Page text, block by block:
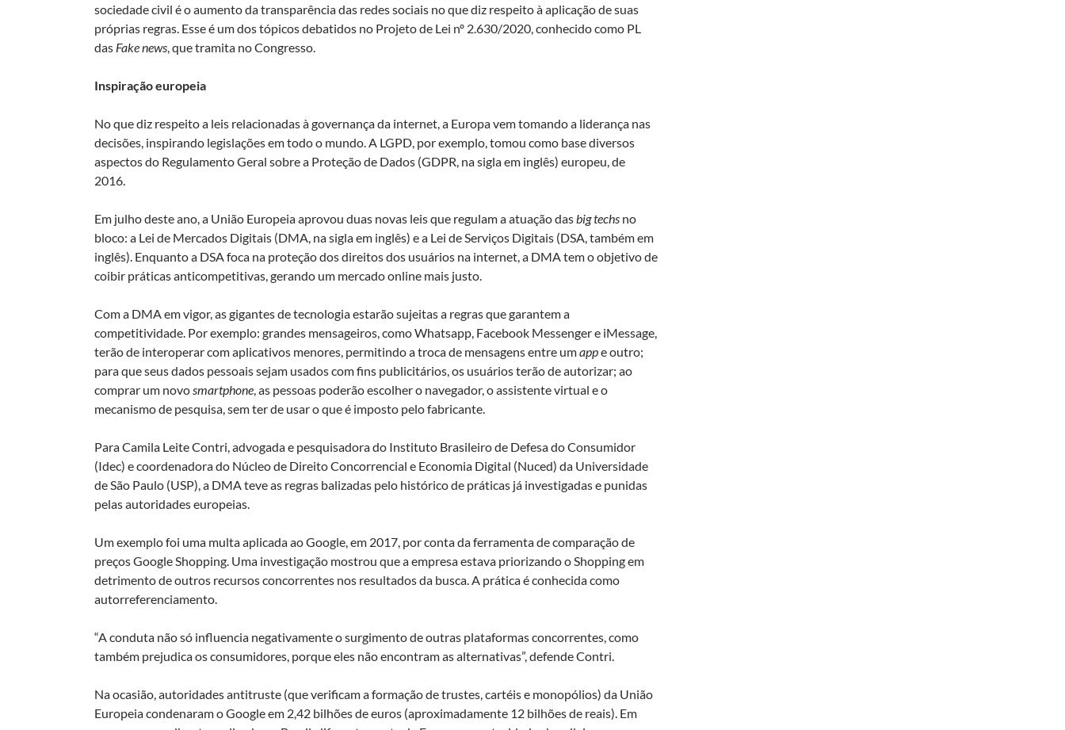
sociedade civil é o aumento da transparência das redes sociais no que diz respeito à aplicação de suas
próprias regras. Esse é um dos tópicos debatidos no Projeto de Lei nº 2.630/2020, conhecido como PL
das Fake news , que tramita no Congresso.
Inspiração europeia
No que diz respeito a leis relacionadas à governança da internet, a Europa vem tomando a liderança nas
decisões, inspirando legislações em todo o mundo. A LGPD, por exemplo, tomou como base diversos
aspectos do Regulamento Geral sobre a Proteção de Dados (GDPR, na sigla em inglês) europeu, de
2016.
Em julho deste ano, a União Europeia aprovou duas novas leis que regulam a atuação das big techs no
bloco: a Lei de Mercados Digitais (DMA, na sigla em inglês) e a Lei de Serviços Digitais (DSA, também em
inglês). Enquanto a DSA foca na proteção dos direitos dos usuários na internet, a DMA tem o objetivo de
coibir práticas anticompetitivas, gerando um mercado online mais justo.
Com a DMA em vigor, as gigantes de tecnologia estarão sujeitas a regras que garantem a
competitividade. Por exemplo: grandes mensageiros, como Whatsapp, Facebook Messenger e iMessage,
terão de interoperar com aplicativos menores, permitindo a troca de mensagens entre umappe outro;
para que seus dados pessoais sejam usados com fins publicitários, os usuários terão de autorizar; ao
comprar um novo smartphone , as pessoas poderão escolher o navegador, o assistente virtual e o
mecanismo de pesquisa, sem ter de usar o que é imposto pelo fabricante.
Para Camila Leite Contri, advogada e pesquisadora do Instituto Brasileiro de Defesa do Consumidor
(Idec) e coordenadora do Núcleo de Direito Concorrencial e Economia Digital (Nuced) da Universidade
de São Paulo (USP), a DMA teve as regras balizadas pelo histórico de práticas já investigadas e punidas
pelas autoridades europeias.
Um exemplo foi uma multa aplicada ao Google, em 2017, por conta da ferramenta de comparação de
preços Google Shopping. Uma investigação mostrou que a empresa estava priorizando o Shopping em
detrimento de outros recursos concorrentes nos resultados da busca. A prática é conhecida como
autorreferenciamento.
“A conduta não só influencia negativamente o surgimento de outras plataformas concorrentes, como
também prejudica os consumidores, porque eles não encontram as alternativas”, defende Contri.
Na ocasião, autoridades antitruste (que verificam a formação de trustes, cartéis e monopólios) da União
Europeia condenaram o Google em 2,42 bilhões de euros (aproximadamente 12 bilhões de reais). Em